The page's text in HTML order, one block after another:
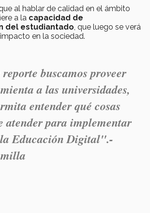
al hablar de calidad en el ámbito
a la capacidad de
del estudiantado, que luego se verá
en la sociedad.
buscamos proveer
a las universidades,
entender qué cosas
atender para implementar
Educación Digital".-